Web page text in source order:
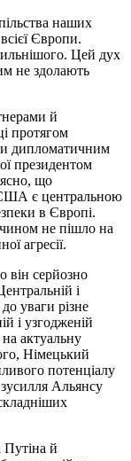
наших
Європи.
Цей дух
не здолають
й
протягом
дипломатичним
президентом
що
США є центральною
в Європі.
чином не пішло на
агресії.
він серйозно
і
уваги різне
і узгодженій
актуальну
Німецький
потенціалу
Альянсу
Путіна й